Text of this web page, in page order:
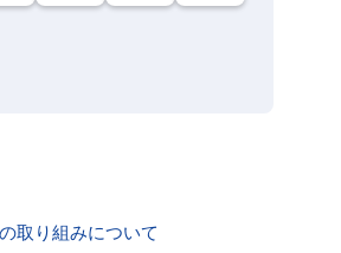
取り組みについて